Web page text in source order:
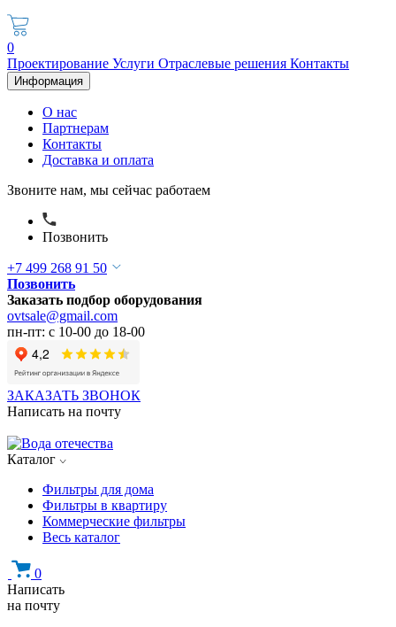
0
Проектирование Услуги Отраслевые решения Контакты
Информация
О нас
Партнерам
Контакты
Доставка и оплата
Звоните нам, мы сейчас работаем
Позвонить
+7 499 268 91 50
Позвонить
Заказать подбор оборудования
ovtsale@gmail.com
пн-пт: с 10-00 до 18-00
ЗАКАЗАТЬ ЗВОНОК
Написать на почту
Каталог
Фильтры для дома
Фильтры в квартиру
Коммерческие фильтры
Весь каталог
0
Написать
на почту